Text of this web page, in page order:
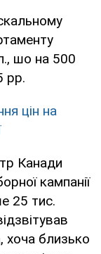
шо на 500
рр.
цін на
Канади
кампанії
25 тис.
хоча близько